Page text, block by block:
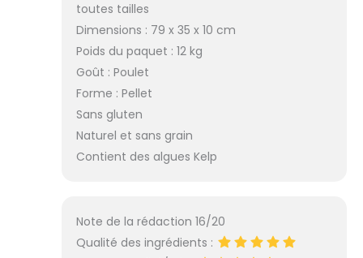
toutes tailles
Dimensions : 79 x 35 x 10 cm
Poids du paquet : 12 kg
Goût : Poulet
Forme : Pellet
Sans gluten
Naturel et sans grain
Contient des algues Kelp
Note de la rédaction 16/20
Qualité des ingrédients :